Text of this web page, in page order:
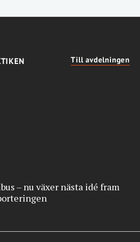
Till avdelningen
– nu växer nästa idé fram